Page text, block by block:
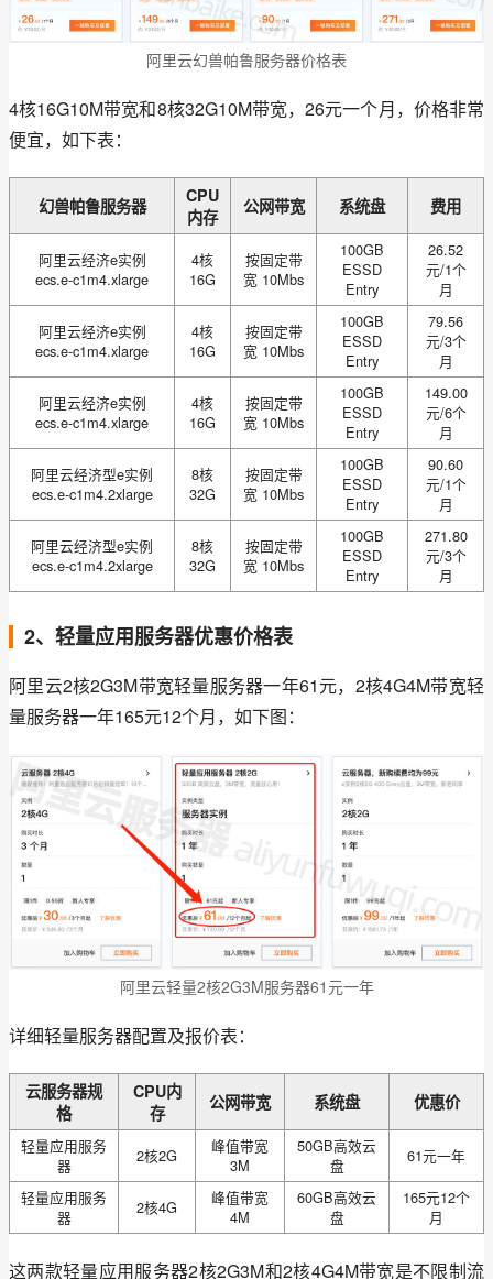
阿里云幻兽帕鲁服务器价格表
4核16G10M带宽和8核32G10M带宽，26元一个月，价格非常
便宜，如下表：
幻兽帕鲁服务器
CPU
内存
公网带宽 系统盘 费用
阿里云经济e实例
ecs.e-c1m4.xlarge
4核
16G
按固定带
宽 10Mbs
100GB
ESSD
Entry
26.52
元/1个
月
阿里云经济e实例
ecs.e-c1m4.xlarge
4核
16G
按固定带
宽 10Mbs
100GB
ESSD
Entry
79.56
元/3个
月
阿里云经济e实例
ecs.e-c1m4.xlarge
4核
16G
按固定带
宽 10Mbs
100GB
ESSD
Entry
149.00
元/6个
月
阿里云经济型e实例
ecs.e-c1m4.2xlarge
8核
32G
按固定带
宽 10Mbs
100GB
ESSD
Entry
90.60
元/1个
月
阿里云经济型e实例
ecs.e-c1m4.2xlarge
8核
32G
按固定带
宽 10Mbs
100GB
ESSD
Entry
271.80
元/3个
月
2、轻量应用服务器优惠价格表
阿里云2核2G3M带宽轻量服务器一年61元，2核4G4M带宽轻
量服务器一年165元12个月，如下图：
阿里云轻量2核2G3M服务器61元一年
详细轻量服务器配置及报价表：
云服务器规
格
CPU内
存
公网带宽 系统盘 优惠价
轻量应用服务
器
2核2G
峰值带宽
3M
50GB高效云
盘
61元一年
轻量应用服务
器
2核4G
峰值带宽
4M
60GB高效云
盘
165元12个
月
这两款轻量应用服务器2核2G3M和2核4G4M带宽是不限制流